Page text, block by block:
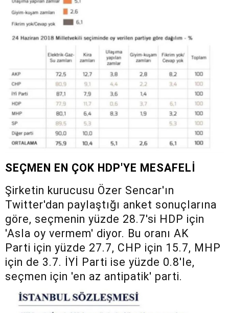
SEÇMEN EN ÇOK HDP'YE MESAFELİ
Şirketin kurucusu Özer Sencar'ın
Twitter'dan paylaştığı anket sonuçlarına
göre, seçmenin yüzde 28.7'si HDP için
'Asla oy vermem' diyor. Bu oranı AK
Parti için yüzde 27.7, CHP için 15.7, MHP
için de 3.7. İYİ Parti ise yüzde 0.8'le,
seçmen için 'en az antipatik' parti.